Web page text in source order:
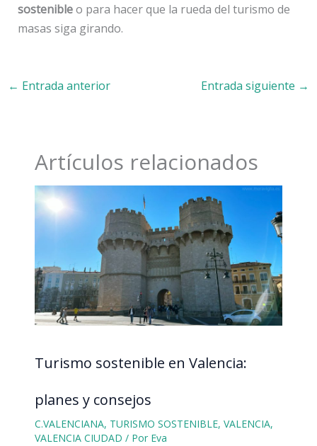
sostenibleo para hacer que la rueda del turismo de
masas siga girando.
← Entrada anterior Entrada siguiente →
Artículos relacionados
Turismo sostenible en Valencia:
planes y consejos
C.VALENCIANA, TURISMO SOSTENIBLE, VALENCIA,
VALENCIA CIUDAD / Por Eva